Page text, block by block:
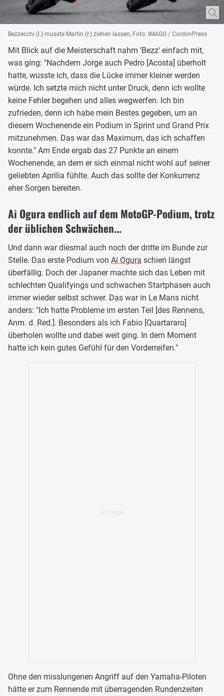
Bezzecchi (l.) musste Martin (r.) ziehen lassen, Foto: IMAGO / CordonPress
Mit Blick auf die Meisterschaft nahm 'Bezz' einfach mit,
was ging: "Nachdem Jorge auch Pedro [Acosta] überholt
hatte, wusste ich, dass die Lücke immer kleiner werden
würde. Ich setzte mich nicht unter Druck, denn ich wollte
keine Fehler begehen und alles wegwerfen. Ich bin
zufrieden, denn ich habe mein Bestes gegeben, um an
diesem Wochenende ein Podium in Sprint und Grand Prix
mitzunehmen. Das war das Maximum, das ich schaffen
konnte." Am Ende ergab das 27 Punkte an einem
Wochenende, an dem er sich einmal nicht wohl auf seiner
geliebten Aprilia fühlte. Auch das sollte der Konkurrenz
eher Sorgen bereiten.
Ai Ogura endlich auf dem MotoGP-Podium, trotz
der üblichen Schwächen...
Und dann war diesmal auch noch der dritte im Bunde zur
Stelle. Das erste Podium von Ai Ogura schien längst
überfällig. Doch der Japaner machte sich das Leben mit
schlechten Qualifyings und schwachen Startphasen auch
immer wieder selbst schwer. Das war in Le Mans nicht
anders: "Ich hatte Probleme im ersten Teil [des Rennens,
Anm. d. Red.]. Besonders als ich Fabio [Quartararo]
überholen wollte und dabei weit ging. In dem Moment
hatte ich kein gutes Gefühl für den Vorderreifen."
Ohne den misslungenen Angriff auf den Yamaha-Piloten
hätte er zum Rennende mit überragenden Rundenzeiten